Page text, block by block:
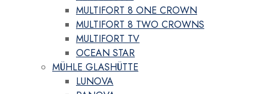
MULTIFORT 8 ONE CROWN
MULTIFORT 8 TWO CROWNS
MULTIFORT TV
OCEAN STAR
MÜHLE GLASHÜTTE
LUNOVA